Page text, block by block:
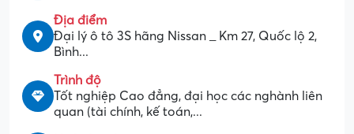
Địa điểm
Đại lý ô tô 3S hãng Nissan _ Km 27, Quốc lộ 2,
Bình...
Trình độ
Tốt nghiệp Cao đẳng, đại học các nghành liên
quan (tài chính, kế toán,...